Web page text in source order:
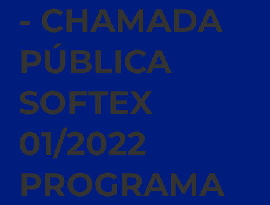
- CHAMADA
PÚBLICA
SOFTEX
01/2022
PROGRAMA